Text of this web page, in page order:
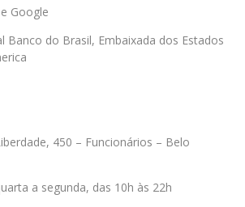
Google
Banco do Brasil, Embaixada dos Estados
450 – Funcionários – Belo
a segunda, das 10h às 22h